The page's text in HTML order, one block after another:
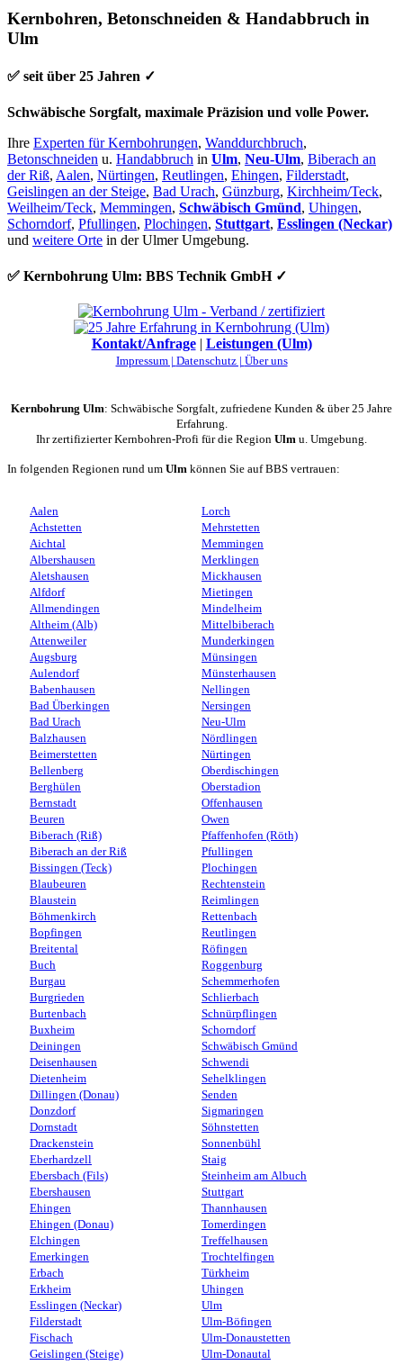
Kernbohren, Betonschneiden & Handabbruch in
Ulm
✅ seit über 25 Jahren ✓
Schwäbische Sorgfalt, maximale Präzision und volle Power.
Ihre Experten für Kernbohrungen, Wanddurchbruch,
Betonschneiden u. Handabbruch in Ulm, Neu-Ulm, Biberach an
der Riß, Aalen, Nürtingen, Reutlingen, Ehingen, Filderstadt,
Geislingen an der Steige, Bad Urach, Günzburg, Kirchheim/Teck,
Weilheim/Teck, Memmingen, Schwäbisch Gmünd, Uhingen,
Schorndorf, Pfullingen, Plochingen, Stuttgart, Esslingen (Neckar)
und weitere Orte in der Ulmer Umgebung.
✅ Kernbohrung Ulm: BBS Technik GmbH ✓
Kontakt/Anfrage| Leistungen (Ulm)
Impressum | Datenschutz | Über uns
Kernbohrung Ulm: Schwäbische Sorgfalt, zufriedene Kunden & über 25 Jahre
Erfahrung.
Ihr zertifizierter Kernbohren-Profi für die Region Ulm u. Umgebung.
In folgenden Regionen rund um Ulm können Sie auf BBS vertrauen:
Aalen
Achstetten
Aichtal
Albershausen
Aletshausen
Alfdorf
Allmendingen
Altheim (Alb)
Attenweiler
Augsburg
Aulendorf
Babenhausen
Bad Überkingen
Bad Urach
Balzhausen
Beimerstetten
Bellenberg
Berghülen
Bernstadt
Beuren
Biberach (Riß)
Biberach an der Riß
Bissingen (Teck)
Blaubeuren
Blaustein
Böhmenkirch
Bopfingen
Breitental
Buch
Burgau
Burgrieden
Burtenbach
Buxheim
Deiningen
Deisenhausen
Dietenheim
Dillingen (Donau)
Donzdorf
Dornstadt
Drackenstein
Eberhardzell
Ebersbach (Fils)
Ebershausen
Ehingen
Ehingen (Donau)
Elchingen
Emerkingen
Erbach
Erkheim
Esslingen (Neckar)
Filderstadt
Fischach
Geislingen (Steige)
Lorch
Mehrstetten
Memmingen
Merklingen
Mickhausen
Mietingen
Mindelheim
Mittelbiberach
Munderkingen
Münsingen
Münsterhausen
Nellingen
Nersingen
Neu-Ulm
Nördlingen
Nürtingen
Oberdischingen
Oberstadion
Offenhausen
Owen
Pfaffenhofen (Röth)
Pfullingen
Plochingen
Rechtenstein
Reimlingen
Rettenbach
Reutlingen
Röfingen
Roggenburg
Schemmerhofen
Schlierbach
Schnürpflingen
Schorndorf
Schwäbisch Gmünd
Schwendi
Sehelklingen
Senden
Sigmaringen
Söhnstetten
Sonnenbühl
Staig
Steinheim am Albuch
Stuttgart
Thannhausen
Tomerdingen
Treffelhausen
Trochtelfingen
Türkheim
Uhingen
Ulm
Ulm-Böfingen
Ulm-Donaustetten
Ulm-Donautal